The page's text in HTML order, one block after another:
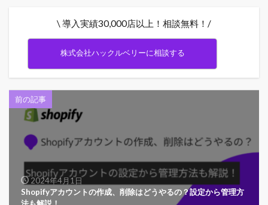
\ 導入実績30,000店以上！相談無料！/
株式会社ハックルベリーに相談する
前の記事
2024年4月1日
Shopifyアカウントの作成、削除はどうやるの？設定から管理方